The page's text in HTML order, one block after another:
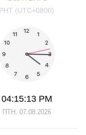
PHT (UTC+0800)
04:15:13 PM
ПТН, 07.08.2026